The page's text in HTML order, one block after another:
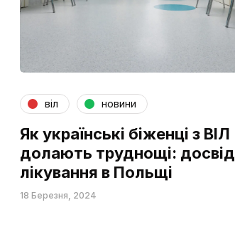
віл новини
Як українські біженці з ВІЛ
долають труднощі: досвід
лікування в Польщі
18 Березня, 2024